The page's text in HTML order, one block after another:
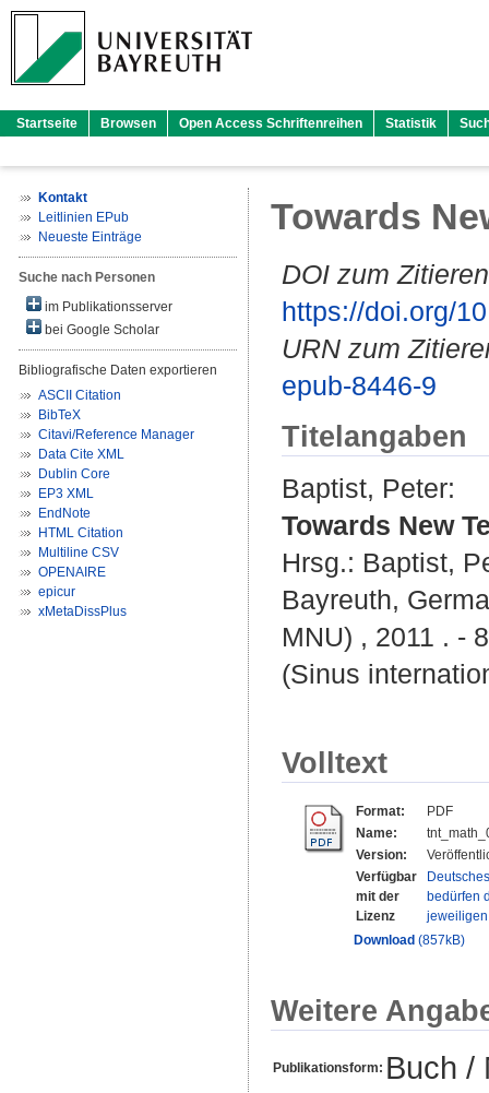
Startseite Browsen Open Access Schriftenreihen Statistik
Kontakt
Leitlinien EPub
Neueste Einträge
Suche nach Personen
im Publikationsserver
bei Google Scholar
Bibliografische Daten exportieren
ASCII Citation
BibTeX
Citavi/Reference Manager
Data Cite XML
Dublin Core
EP3 XML
EndNote
HTML Citation
Multiline CSV
OPENAIRE
epicur
xMetaDissPlus
Towards
DOI zum
https://doi.org/
URN zum
epub-8446-9
Titelangaben
Baptist, Peter:
Towards New
Hrsg.: Baptist,
Bayreuth,
MNU) , 2011 . -
(Sinus
Volltext
Format:
PDF
Name:
Version:
Verfügbar
mit der
Lizenz
bedürfen
Download (857kB)
Weitere
Publikationsform: Buch /